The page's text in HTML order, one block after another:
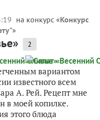
на конкурс «Конкурс
»
2
вариантом
известного всем
А. Рей. Рецепт мне
в моей копилке.
этого блюда